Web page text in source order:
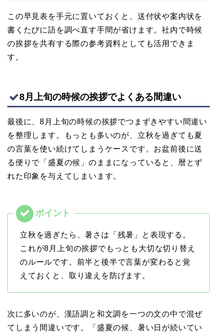
この早見表を手元に置いておくと、送付状や案内状を
書くたびに語を調べ直す手間が省けます。社内で時候
の挨拶を共有する際の参考資料としても活用できま
す。
8月上旬の時候の挨拶でよくある間違い
最後に、8月上旬の時候の挨拶でつまずきやすい間違い
を整理します。もっとも多いのが、立秋を過ぎても夏
の言葉を使い続けてしまうケースです。お盆前後に送
る便りで「盛夏の候」のままになっていると、暦とず
れた印象を与えてしまいます。
立秋を過ぎたら、暑さは「残暑」と表現する。
これが8月上旬の挨拶でもっとも大切な切り替え
のルールです。前半と後半で言葉が変わると覚
えておくと、取り違えを防げます。
次に多いのが、漢語調と和文調を一つの文の中で混ぜ
てしまう間違いです。「盛夏の候、暑い日が続いてい